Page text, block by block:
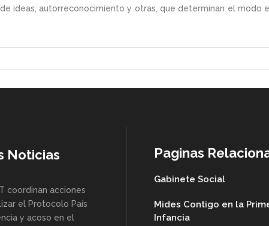
ideas, autorreconocimiento y otras, que determinan el modo
Noticias
coordinan acciones
el Protocolo País
y acoso en el
Paginas
Gabinete Social
Mides Contigo en la
Infancia